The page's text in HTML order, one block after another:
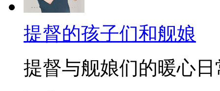
提督的孩子们和舰娘
提督与舰娘们的暖心日